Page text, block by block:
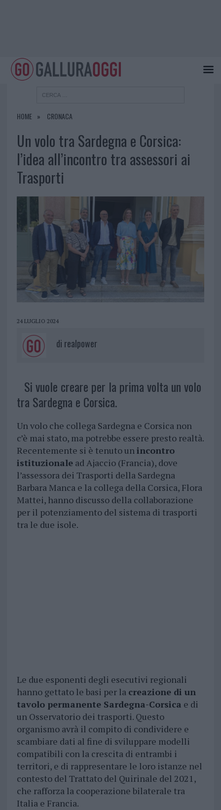
HOME CRONACA
Un volo tra Sardegna e Corsica:
l’idea all’incontro tra assessori ai
Trasporti
24 LUGLIO 2024
di realpower
Si vuole creare per la prima volta un volo
tra Sardegna e Corsica.
Un volo che collega Sardegna e Corsica non
c’è mai stato, ma potrebbe essere presto realtà.
Recentemente si è tenuto unincontro
istituzionalead Ajaccio (Francia), dove
l’assessora dei Trasporti della Sardegna
Barbara Manca e la collega della Corsica, Flora
Mattei, hanno discusso della collaborazione
per il potenziamento del sistema di trasporti
tra le due isole.
Le due esponenti degli esecutivi regionali
hanno gettato le basi per la creazione di un
tavolo permanente Sardegna-Corsica e di
un Osservatorio dei trasporti. Questo
organismo avrà il compito di condividere e
scambiare dati al fine di sviluppare modelli
compatibili con la crescita di entrambi i
territori, e di rappresentare le loro istanze nel
contesto del Trattato del Quirinale del 2021,
che rafforza la cooperazione bilaterale tra
Italia e Francia.